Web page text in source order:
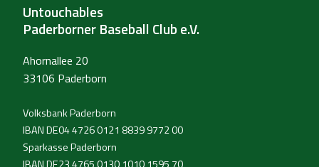
Untouchables
Paderborner Baseball Club e.V.
Ahornallee 20
33106 Paderborn
Volksbank Paderborn
IBAN DE04 4726 0121 8839 9772 00
Sparkasse Paderborn
IBAN DE23 4765 0130 1010 1595 70